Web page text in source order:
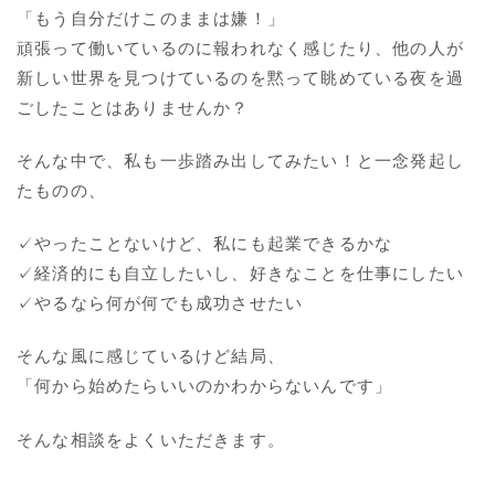
「もう自分だけこのままは嫌！」
頑張って働いているのに報われなく感じたり、他の人が
新しい世界を見つけているのを黙って眺めている夜を過
ごしたことはありませんか？
そんな中で、私も一歩踏み出してみたい！と一念発起し
たものの、
✓やったことないけど、私にも起業できるかな
✓経済的にも自立したいし、好きなことを仕事にしたい
✓やるなら何が何でも成功させたい
そんな風に感じているけど結局、
「何から始めたらいいのかわからないんです」
そんな相談をよくいただきます。